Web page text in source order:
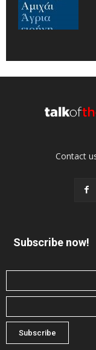
Contact
Subscribe now!